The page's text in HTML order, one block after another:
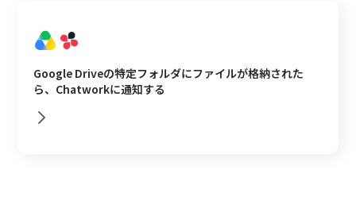
Google Driveの特定フォルダにファイルが格納された
ら、Chatworkに通知する